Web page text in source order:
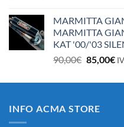
MARMITTA
MARMITTA
KAT '00/'03
90,00€ Il
originale
90,00€.
85,00€Il
INFO ACMA STORE